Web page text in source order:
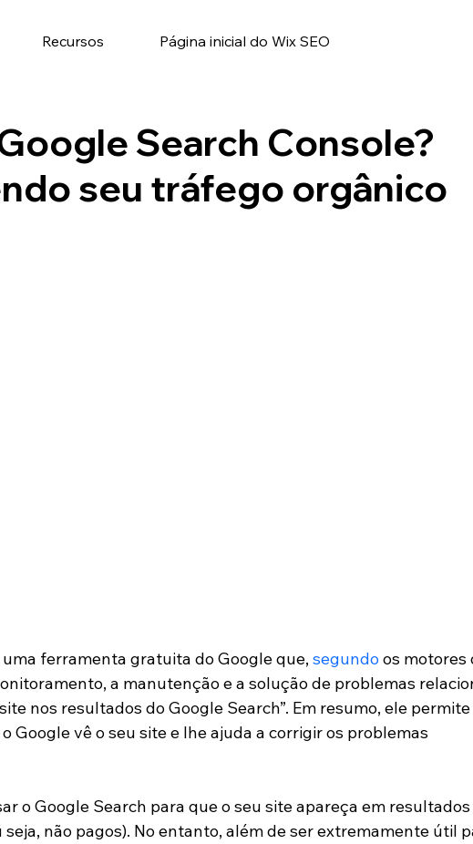
Recursos Página inicial do Wix SEO
Search Console?
seu tráfego orgânico
uma ferramenta gratuita do Google que, segundo os motores
a manutenção e a solução de problemas
nos resultados do Google Search”. Em resumo, ele
Google vê o seu site e lhe ajuda a corrigir os problemas
o Google Search para que o seu site apareça em
seja, não pagos). No entanto, além de ser extremamente útil